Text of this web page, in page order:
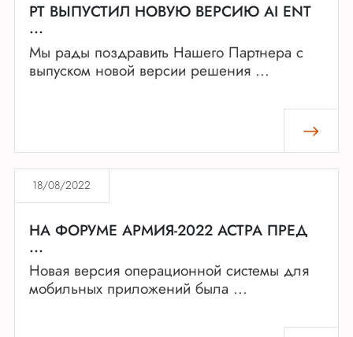
PT ВЫПУСТИЛ НОВУЮ ВЕРСИЮ AI ENT
...
Мы рады поздравить Нашего Партнера с
выпуском новой версии решения ...
18/08/2022
НА ФОРУМЕ АРМИЯ-2022 АСТРА ПРЕД
...
Новая версия операционной системы для
мобильных приложений была ...